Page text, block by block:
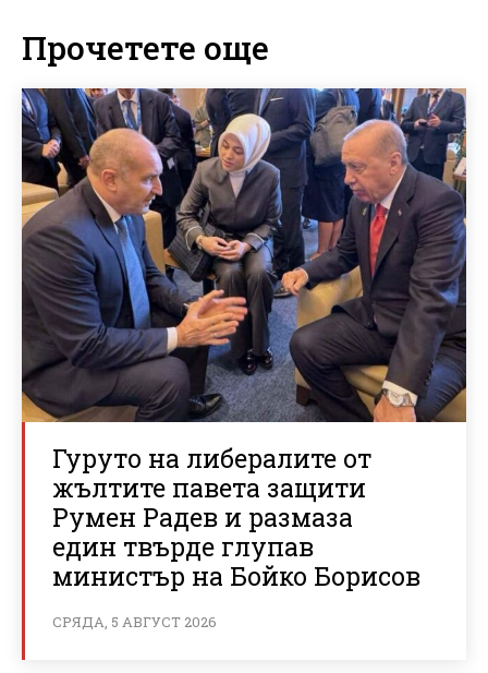
Прочетете още
Гуруто на либералите от
жълтите павета защити
Румен Радев и размаза
един твърде глупав
министър на Бойко Борисов
СРЯДА, 5 АВГУСТ 2026